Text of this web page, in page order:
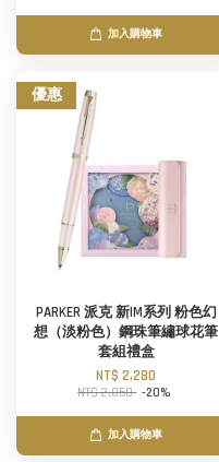
加入購物車
優惠
PARKER 派克 新IM系列 粉色幻
想（淡粉色）鋼珠筆繡球花筆
套組禮盒
NT$ 2,280
NT$ 2,850 -20%
加入購物車